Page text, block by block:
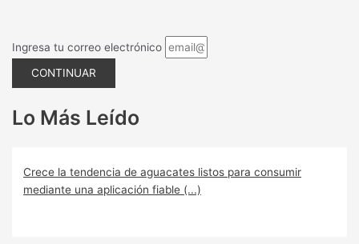
Ingresa tu correo electrónico
CONTINUAR
Lo Más Leído
Crece la tendencia de aguacates listos para consumir
mediante una aplicación fiable (...)